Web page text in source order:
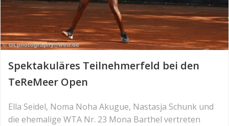
Spektakuläres Teilnehmerfeld bei den
TeReMeer Open
Ella Seidel, Noma Noha Akugue, Nastasja Schunk und
die ehemalige WTA Nr. 23 Mona Barthel vertreten